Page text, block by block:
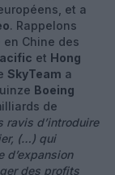
et a
. Rappelons
en Chine des
et Hong
SkyTeam a
Boeing
de
ravis d’introduire
(…) qui
d’expansion
des profits